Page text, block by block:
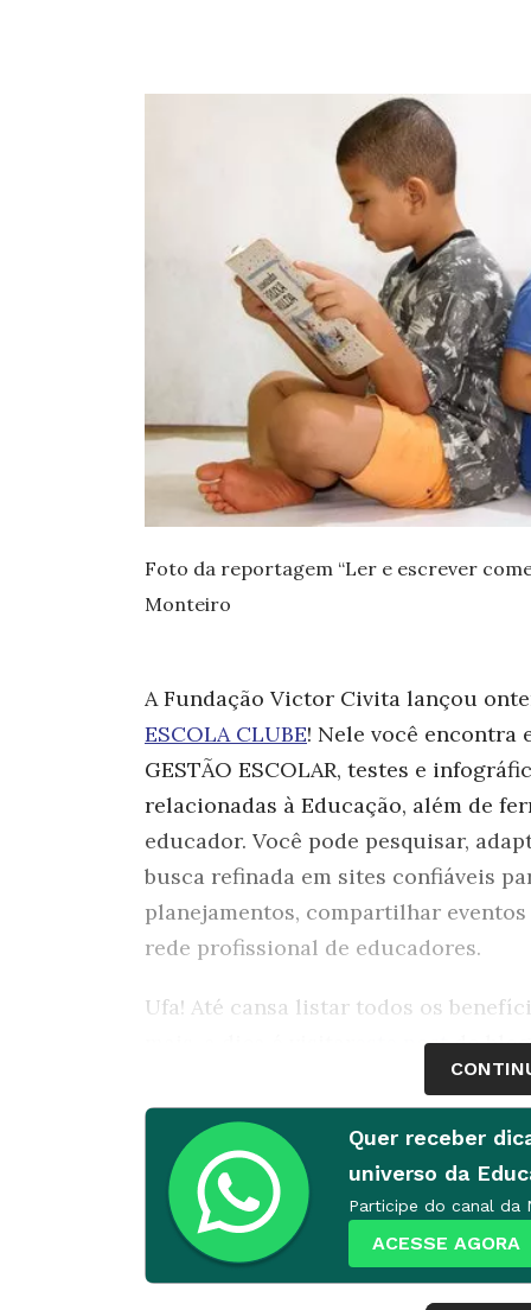
Foto da reportagem “Ler e escrever
Monteiro
A Fundação Victor Civita lançou
ESCOLA CLUBE! Nele você encontra
GESTÃO ESCOLAR, testes e
relacionadas à Educação, além de
educador. Você pode pesquisar,
busca refinada em sites confiáveis
planejamentos, compartilhar
rede profissional de educadores.
Ufa! Até cansa listar todos os
este postdo blog
garantir que vale a pena entrar já no
cadastro e aproveitar o período de
Para você ter uma ideia do que está
conteúdos imperdíveis relacionados
Confira a seguir!
Quer receber
universo da
Participe do canal da
ACESSE AGORA